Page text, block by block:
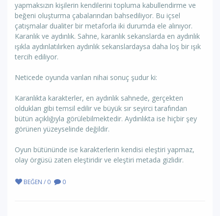
yapmaksızın kişilerin kendilerini topluma kabullendirme ve
beğeni oluşturma çabalarından bahsediliyor. Bu içsel
çatışmalar dualiter bir metaforla iki durumda ele alınıyor.
Karanlık ve aydınlık. Sahne, karanlık sekanslarda en aydınlık
ışıkla aydınlatılırken aydınlık sekanslardaysa daha loş bir ışık
tercih ediliyor.
Neticede oyunda varılan nihai sonuç şudur ki:
Karanlıkta karakterler, en aydınlık sahnede, gerçekten
oldukları gibi temsil edilir ve büyük sır seyirci tarafından
bütün açıklığıyla görülebilmektedir. Aydınlıkta ise hiçbir şey
görünen yüzeyselinde değildir.
Oyun bütününde ise karakterlerin kendisi eleştiri yapmaz,
olay örgüsü zaten eleştiridir ve eleştiri metada gizlidir.
BEĞEN / 0 0